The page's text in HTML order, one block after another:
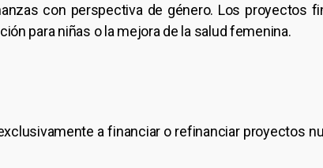
con perspectiva de género. Los proyectos
para niñas o la mejora de la salud femenina.
a financiar o refinanciar proyectos